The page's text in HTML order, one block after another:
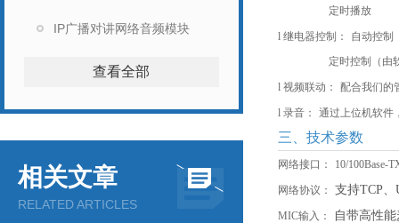
IP广播对讲网络音频模块
查看全部
相关文章
RELATED ARTICLES
定时播放
l 继电器控制：
自动控制
定时控制（由
l 视频联动： 配合我们的
l 录音： 通过上位机软件
三、技术参数
网络接口： 10/100Base-
网络协议： 支持TCP、
MIC输入：
自带高性